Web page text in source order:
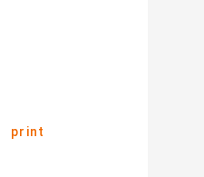
print